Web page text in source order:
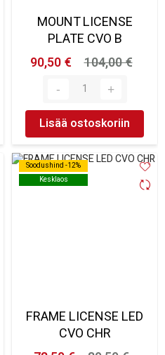
MOUNT LICENSE
PLATE CVO B
90,50 €
104,00 €
Lisää ostoskoriin
Soodushind -12%
Kesklaos
Soodushind -12%
Kesklaos
FRAME LICENSE LED
CVO CHR